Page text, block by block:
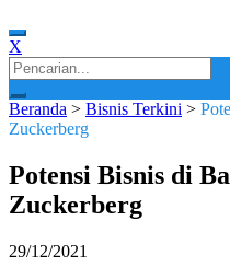
X
Search
for:
Beranda > Bisnis Terkini >
Zuckerberg
Potensi Bisnis di
Zuckerberg
29/12/2021